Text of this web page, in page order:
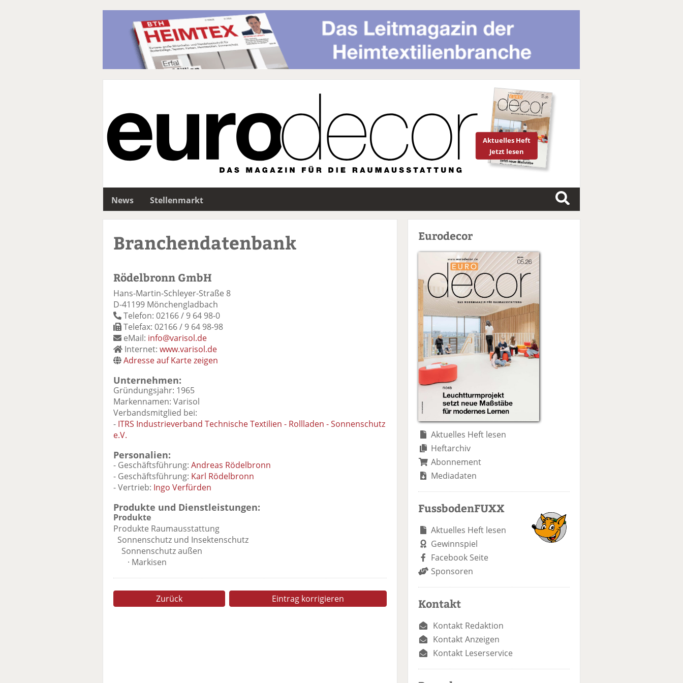
Aktuelles Heft
Jetzt lesen
News
Stellenmarkt
S
u
Branchendatenbank
Rödelbronn GmbH
Hans-Martin-Schleyer-Straße 8
D-41199 Mönchengladbach
Telefon: 02166 / 9 64 98-0
Telefax: 02166 / 9 64 98-98
eMail: info@varisol.de
Internet: www.varisol.de
Adresse auf Karte zeigen
Unternehmen:
Gründungsjahr: 1965
Markennamen: Varisol
Verbandsmitglied bei:
- ITRS Industrieverband Technische Textilien - Rollladen - Sonnenschutz
e.V.
Personalien:
- Geschäftsführung: Andreas Rödelbronn
- Geschäftsführung: Karl Rödelbronn
- Vertrieb: Ingo Verfürden
Produkte und Dienstleistungen:
Produkte
Produkte Raumausstattung
Sonnenschutz und Insektenschutz
Sonnenschutz außen
· Markisen
Zurück Eintrag korrigieren
Eurodecor
Aktuelles Heft lesen
Heftarchiv
Abonnement
Mediadaten
FussbodenFUXX
Aktuelles Heft lesen
Gewinnspiel
Facebook Seite
Sponsoren
Kontakt
Kontakt Redaktion
Kontakt Anzeigen
Kontakt Leserservice